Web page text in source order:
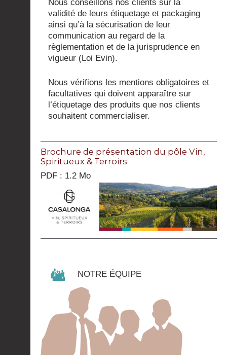
Nous conseillons nos clients sur la
validité de leurs étiquetage et packaging
ainsi qu’à la sécurisation de leur
communication au regard de la
règlementation et de la jurisprudence en
vigueur (Loi Evin).
Nous vérifions les mentions obligatoires et
facultatives qui doivent apparaître sur
l’étiquetage des produits que nos clients
souhaitent commercialiser.
Brochure de présentation du pôle Vin,
Spiritueux & Terroirs
PDF : 1.2 Mo
NOTRE ÉQUIPE